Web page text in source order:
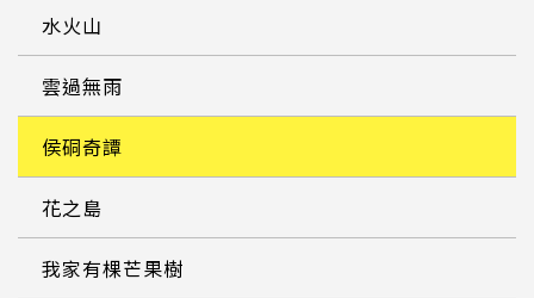
水火山
雲過無雨
侯硐奇譚
花之島
我家有棵芒果樹